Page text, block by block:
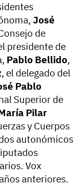
José
de
presidente de
Pablo Bellido,
, el delegado del
Pablo
Superior de
Pilar
y Cuerpos
autonómicos
Vox
anteriores.